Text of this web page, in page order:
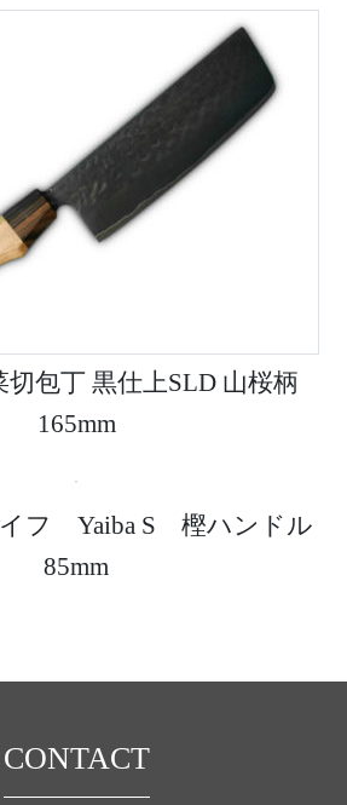
切包丁 黒仕上SLD 山桜柄
165mm
フ Yaiba S 樫ハンドル
85mm
CONTACT